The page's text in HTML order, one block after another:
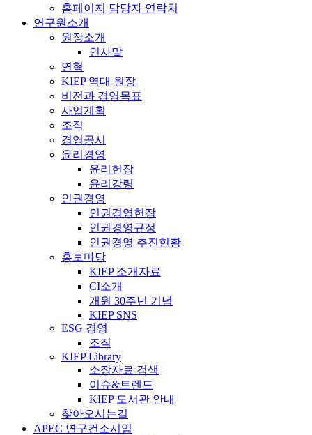
홈페이지 담당자 연락처
연구원소개
원장소개
인사말
연혁
KIEP 역대 원장
비전과 경영목표
사업계획
조직
경영공시
윤리경영
윤리헌장
윤리강령
인권경영
인권경영헌장
인권경영규정
인권경영 추진현황
홍보마당
KIEP 소개자료
CI소개
개원 30주년 기념
KIEP SNS
ESG 경영
조직
KIEP Library
소장자료 검색
이슈&트렌드
KIEP 도서관 안내
찾아오시는길
APEC 연구컨소시엄